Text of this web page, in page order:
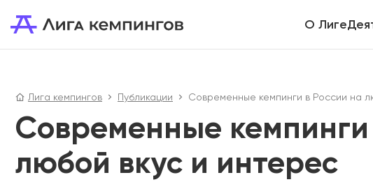
О Лиге
Лига кемпингов Публикации Современные кемпинги в России на
Современные кемпинги
любой вкус и интерес